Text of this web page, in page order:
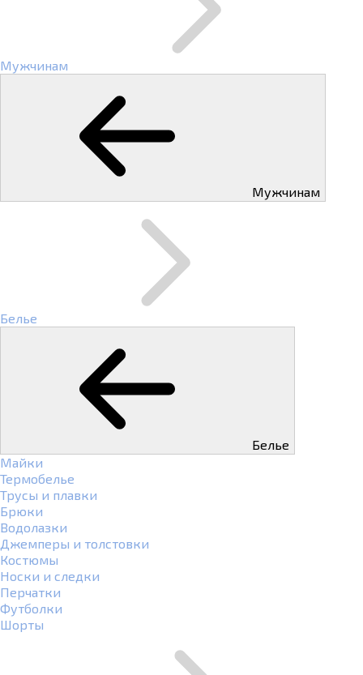
Мужчинам
Мужчинам
Белье
Белье
Майки
Термобелье
Трусы и плавки
Брюки
Водолазки
Джемперы и толстовки
Костюмы
Носки и следки
Перчатки
Футболки
Шорты